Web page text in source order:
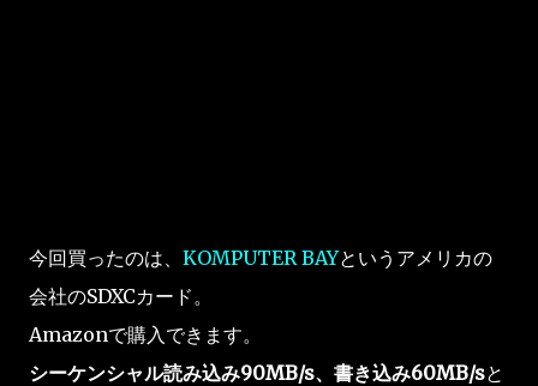
今回買ったのは、 KOMPUTER BAYというアメリカの
会社のSDXCカード。
Amazonで購入できます。
シーケンシャル読み込み90MB/s、書き込み60MB/sと